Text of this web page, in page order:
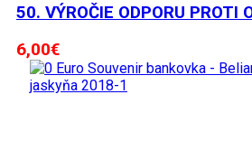
50. VÝROČIE ODPORU PROTI
6,00€